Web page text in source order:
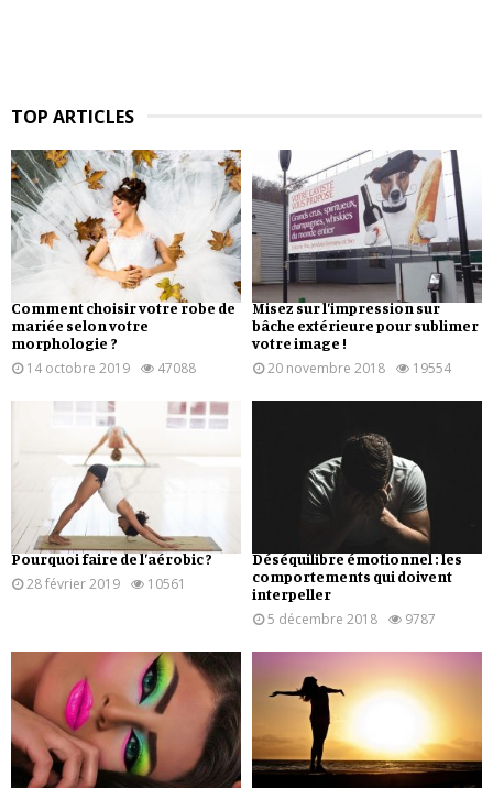
TOP ARTICLES
Comment choisir votre robe de
mariée selon votre
morphologie ?
14 octobre 2019
47088
Misez sur l’impression sur
bâche extérieure pour sublimer
votre image !
20 novembre 2018
19554
Pourquoi faire de l’aérobic ?
28 février 2019
10561
Déséquilibre émotionnel : les
comportements qui doivent
interpeller
5 décembre 2018
9787